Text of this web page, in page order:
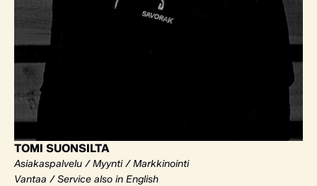
TOMI SUONSILTA
Asiakaspalvelu / Myynti / Markkinointi
Vantaa / Service also in English